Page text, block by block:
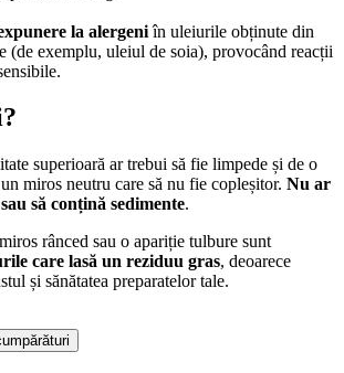
la alergeniîn uleiurile obținute din
(de exemplu, uleiul de soia), provocând reacții
superioară ar trebui să fie limpede și de o
miros neutru care să nu fie copleșitor. Nu ar
să conțină sedimente.
rânced sau o apariție tulbure sunt
care lasă un reziduu gras, deoarece
și sănătatea preparatelor tale.